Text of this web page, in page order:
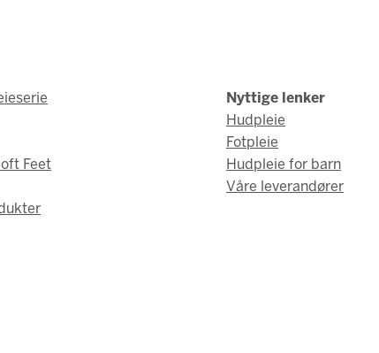
Feet
Nyttige lenker
Hudpleie
Fotpleie
Hudpleie for barn
Våre leverandører